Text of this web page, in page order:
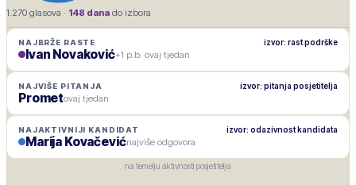
1.270 glasova · 148 dana do izbora
NAJBRŽE RASTE izvor: rast podrške
Ivan Novaković+1 p.b. ovaj tjedan
NAJVIŠE PITANJA izvor: pitanja posjetitelja
Prometovaj tjedan
NAJAKTIVNIJI KANDIDAT izvor: odazivnost kandidata
Marija Kovačevićnajviše odgovora
na temelju aktivnosti posjetitelja